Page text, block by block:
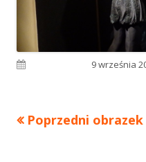
9 września
Poprzedni obrazek